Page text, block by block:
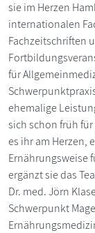
sie im Herzen
internationalen
Fachzeitschriften
für
ehemalige
sich schon früh
es ihr am Herzen,
Ernährungsweise
ergänzt sie das
Dr. med. Jörn
Schwerpunkt